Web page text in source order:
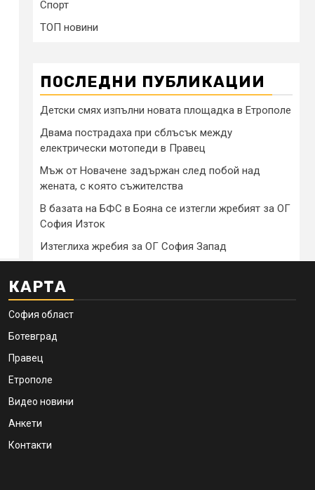
Спорт
ТОП новини
ПОСЛЕДНИ ПУБЛИКАЦИИ
Детски смях изпълни новата площадка в Етрополе
Двама пострадаха при сблъсък между
електрически мотопеди в Правец
Мъж от Новачене задържан след побой над
жената, с която съжителства
В базата на БФС в Бояна се изтегли жребият за ОГ
София Изток
Изтеглиха жребия за ОГ София Запад
КАРТА
София област
Ботевград
Правец
Етрополе
Видео новини
Анкети
Контакти